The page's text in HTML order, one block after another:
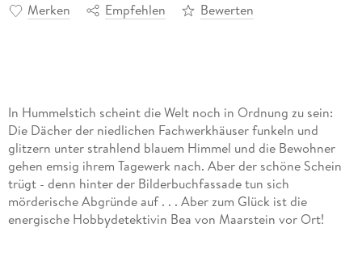
Merken Empfehlen Bewerten
In Hummelstich scheint die Welt noch in Ordnung zu sein:
Die Dächer der niedlichen Fachwerkhäuser funkeln und
glitzern unter strahlend blauem Himmel und die Bewohner
gehen emsig ihrem Tagewerk nach. Aber der schöne Schein
trügt - denn hinter der Bilderbuchfassade tun sich
mörderische Abgründe auf . . . Aber zum Glück ist die
energische Hobbydetektivin Bea von Maarstein vor Ort!